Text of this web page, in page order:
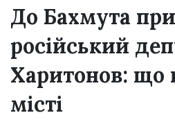
До Бахмута
російський
Харитонов: що
місті